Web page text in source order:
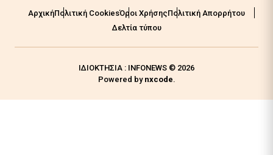
ΑρχικήΠολιτική CookiesΌροι ΧρήσηςΠολιτική Απορρήτου
Δελτία τύπου
ΙΔΙΟΚΤΗΣΙΑ : INFONEWS © 2026
Powered by nxcode.